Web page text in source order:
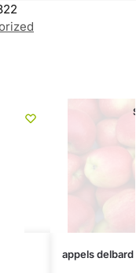
appels